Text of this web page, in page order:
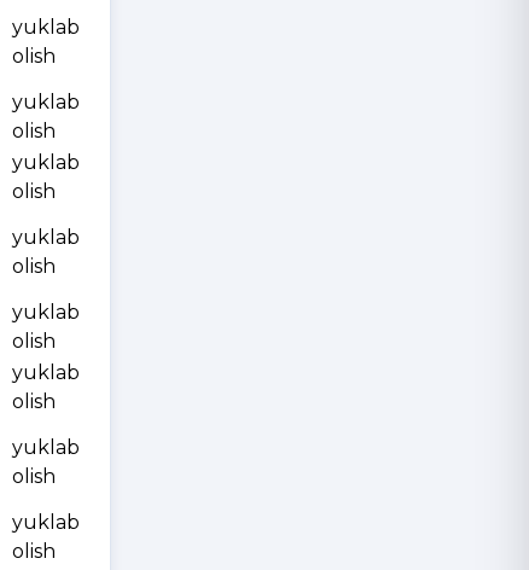
yuklab
olish
yuklab
olish
yuklab
olish
yuklab
olish
yuklab
olish
yuklab
olish
yuklab
olish
yuklab
olish